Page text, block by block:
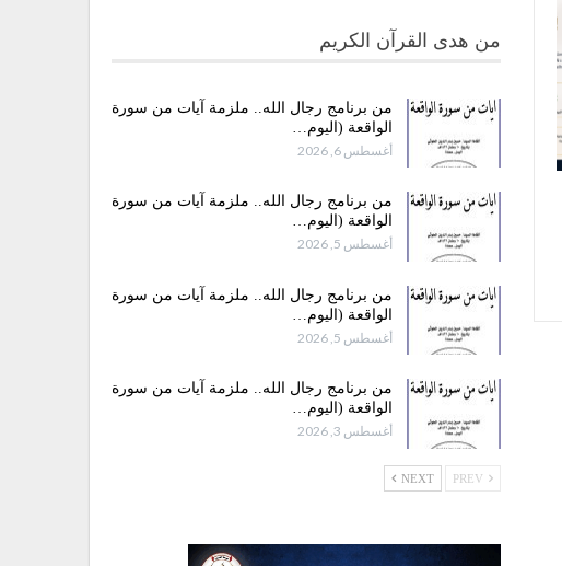
من هدى القرآن الكريم
من برنامج رجال الله.. ملزمة آيات من سورة
الواقعة (اليوم…
أغسطس 6, 2026
من برنامج رجال الله.. ملزمة آيات من سورة
الواقعة (اليوم…
أغسطس 5, 2026
من برنامج رجال الله.. ملزمة آيات من سورة
الواقعة (اليوم…
أغسطس 5, 2026
من برنامج رجال الله.. ملزمة آيات من سورة
الواقعة (اليوم…
أغسطس 3, 2026
NEXT